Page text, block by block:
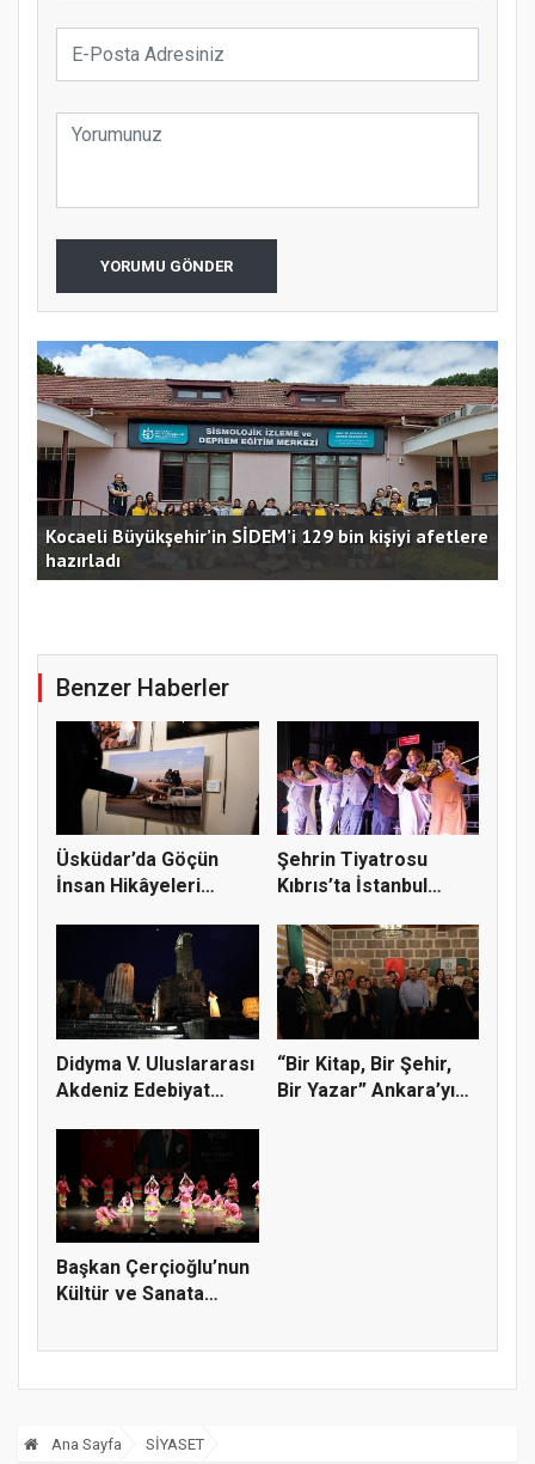
YORUMU GÖNDER
Kocaeli Büyükşehir’in SİDEM’i 129 bin kişiyi afetlere
hazırladı
Benzer Haberler
Üsküdar’da Göçün
İnsan Hikâyeleri
Şehrin Tiyatrosu
Kıbrıs’ta İstanbul
Didyma V. Uluslararası
Akdeniz Edebiyat
“Bir Kitap, Bir Şehir,
Bir Yazar” Ankara’yı
Başkan Çerçioğlu’nun
Kültür ve Sanata
Ana Sayfa SİYASET